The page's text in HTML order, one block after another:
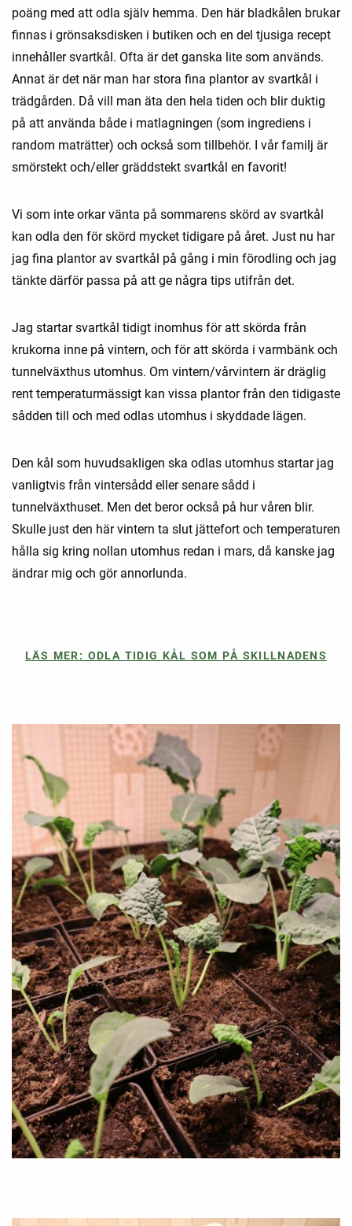
poäng med att odla själv hemma. Den här bladkålen brukar
finnas i grönsaksdisken i butiken och en del tjusiga recept
innehåller svartkål. Ofta är det ganska lite som används.
Annat är det när man har stora fina plantor av svartkål i
trädgården. Då vill man äta den hela tiden och blir duktig
på att använda både i matlagningen (som ingrediens i
random maträtter) och också som tillbehör. I vår familj är
smörstekt och/eller gräddstekt svartkål en favorit!
Vi som inte orkar vänta på sommarens skörd av svartkål
kan odla den för skörd mycket tidigare på året. Just nu har
jag fina plantor av svartkål på gång i min förodling och jag
tänkte därför passa på att ge några tips utifrån det.
Jag startar svartkål tidigt inomhus för att skörda från
krukorna inne på vintern, och för att skörda i varmbänk och
tunnelväxthus utomhus. Om vintern/vårvintern är dräglig
rent temperaturmässigt kan vissa plantor från den tidigaste
sådden till och med odlas utomhus i skyddade lägen.
Den kål som huvudsakligen ska odlas utomhus startar jag
vanligtvis från vintersådd eller senare sådd i
tunnelväxthuset. Men det beror också på hur våren blir.
Skulle just den här vintern ta slut jättefort och temperaturen
hålla sig kring nollan utomhus redan i mars, då kanske jag
ändrar mig och gör annorlunda.
LÄS MER: ODLA TIDIG KÅL SOM PÅ SKILLNADENS